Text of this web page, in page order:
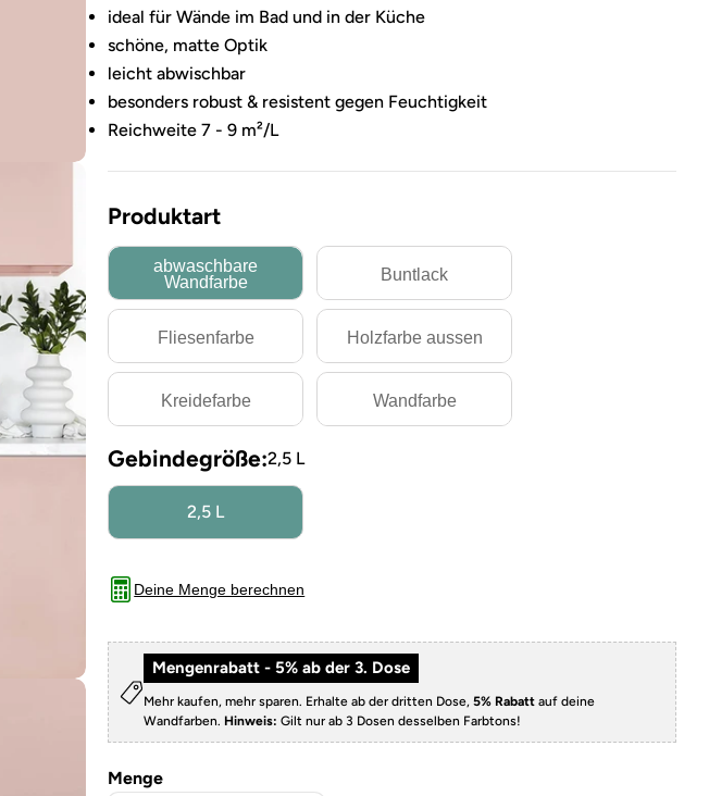
ideal für Wände im Bad und in der Küche
schöne, matte Optik
leicht abwischbar
besonders robust & resistent gegen Feuchtigkeit
Reichweite 7 - 9 m²/L
Produktart
abwaschbare
Wandfarbe
Buntlack
Fliesenfarbe Holzfarbe aussen
Kreidefarbe Wandfarbe
Gebindegröße:2,5 L
2,5 L
Deine Menge berechnen
Mengenrabatt - 5% ab der 3. Dose
Mehr kaufen, mehr sparen. Erhalte ab der dritten Dose,5% Rabatt auf deine
Wandfarben. Hinweis: Gilt nur ab 3 Dosen desselben Farbtons!
Menge